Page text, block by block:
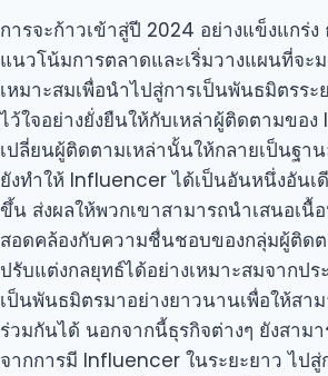
การจะก้าวเข้าสู่ปี 2024 อย่างแข็งแกร่ง
แนวโน้มการตลาดและเริ่มวางแผนที่จ
เหมาะสมเพื่อนำไปสู่การเป็นพันธมิตรระ
ไว้ใจอย่างยั่งยืนให้กับเหล่าผู้ติดตามขอ
เปลี่ยนผู้ติดตามเหล่านั้นให้กลายเป็นฐา
ยังทำให้ Influencer ได้เป็นอันหนึ่งอันเ
ขึ้น ส่งผลให้พวกเขาสามารถนำเสนอเนื้
สอดคล้องกับความชื่นชอบของกลุ่มผู้ติด
ปรับแต่งกลยุทธ์ได้อย่างเหมาะสมจากป
เป็นพันธมิตรมาอย่างยาวนานเพื่อให้สา
ร่วมกันได้ นอกจากนี้ธุรกิจต่างๆ ยังสาม
จากการมี Influencer ในระยะยาว ไป